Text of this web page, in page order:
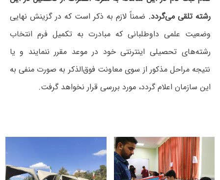
رشته تلقی می‌گردد. ضمناً لازم به ذکر است که در گزینش نهایی
وضعیت علمی داوطلبانی که مبادرت به تکمیل فرم انتخاب
رشته‌های تحصیلی اینترنتی خود در موعد مقرر ننمایند و یا
نتیجه مراحل مذکور از سوی معاونت فوق‌الذکر به صورت منفی به
این سازمان اعلام گردد، مورد بررسی قرار نخواهد گرفت.